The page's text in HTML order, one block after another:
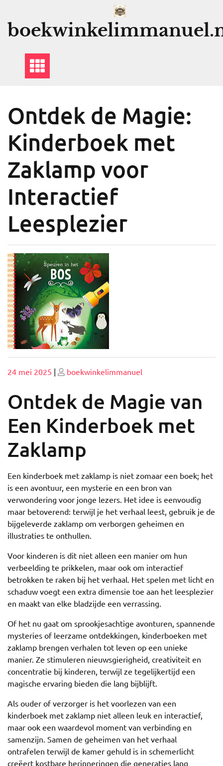
Ontdek de Magie:
Kinderboek met
Zaklamp voor
Interactief
Leesplezier
Geplaatst
24 mei 2025 | Geplaatst
boekwinkelimmanuel
Ontdek de Magie van
Een Kinderboek met
Zaklamp
Een kinderboek met zaklamp is niet zomaar een boek; het
is een avontuur, een mysterie en een bron van
verwondering voor jonge lezers. Het idee is eenvoudig
maar betoverend: terwijl je het verhaal leest, gebruik je de
bijgeleverde zaklamp om verborgen geheimen en
illustraties te onthullen.
Voor kinderen is dit niet alleen een manier om hun
verbeelding te prikkelen, maar ook om interactief
betrokken te raken bij het verhaal. Het spelen met licht en
schaduw voegt een extra dimensie toe aan het leesplezier
en maakt van elke bladzijde een verrassing.
Of het nu gaat om sprookjesachtige avonturen, spannende
mysteries of leerzame ontdekkingen, kinderboeken met
zaklamp brengen verhalen tot leven op een unieke
manier. Ze stimuleren nieuwsgierigheid, creativiteit en
concentratie bij kinderen, terwijl ze tegelijkertijd een
magische ervaring bieden die lang bijblijft.
Als ouder of verzorger is het voorlezen van een
kinderboek met zaklamp niet alleen leuk en interactief,
maar ook een waardevol moment van verbinding en
samenzijn. Samen de geheimen van het verhaal
ontrafelen terwijl de kamer gehuld is in schemerlicht
creëert kostbare herinneringen die generaties lang